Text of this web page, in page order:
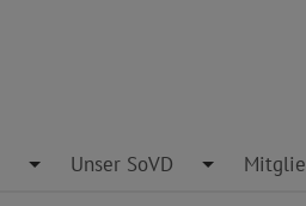
Toggle Dropdown
Unser SoVD Toggle